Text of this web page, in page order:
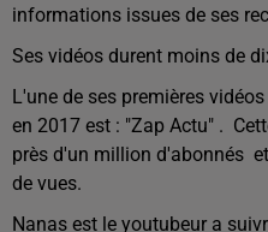
informations issues de ses
Ses vidéos durent moins de
L'une de ses premières
en 2017 est : "Zap Actu" .
près d'un million d'abonnés
de vues.
Nanas est le youtubeur a